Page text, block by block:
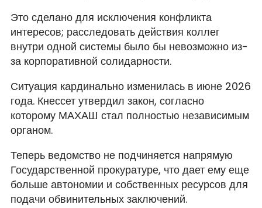
Это сделано для исключения конфликта
интересов; расследовать действия коллег
внутри одной системы было бы невозможно из-
за корпоративной солидарности.
Ситуация кардинально изменилась в июне 2026
года. Кнессет утвердил закон, согласно
которому МАХАШ стал полностью независимым
органом.
Теперь ведомство не подчиняется напрямую
Государственной прокуратуре, что дает ему еще
больше автономии и собственных ресурсов для
подачи обвинительных заключений.